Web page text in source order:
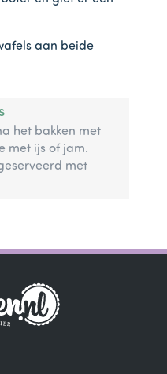
aan beide
het bakken met
met ijs of jam.
met